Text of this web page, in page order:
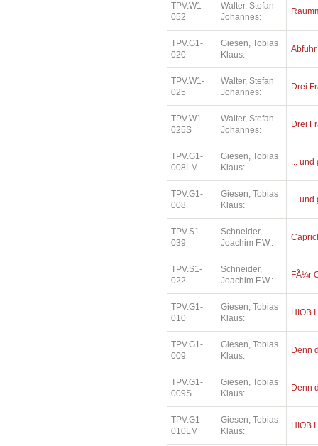
TPV.W1-
052
Walter, Stefan
Johannes:
TPV.G1-
020
Giesen, Tobias
Klaus:
Abfuhr
TPV.W1-
025
Walter, Stefan
Johannes:
Drei
TPV.W1-
025S
Walter, Stefan
Johannes:
Drei
TPV.G1-
008LM
Giesen, Tobias
Klaus:
...
TPV.G1-
008
Giesen, Tobias
Klaus:
...
TPV.S1-
039
Schneider,
Joachim F.W.:
TPV.S1-
022
Schneider,
Joachim F.W.:
FÃ¼r
TPV.G1-
010
Giesen, Tobias
Klaus:
HIOB I
TPV.G1-
009
Giesen, Tobias
Klaus:
Denn
TPV.G1-
009S
Giesen, Tobias
Klaus:
Denn
TPV.G1-
010LM
Giesen, Tobias
Klaus:
HIOB I